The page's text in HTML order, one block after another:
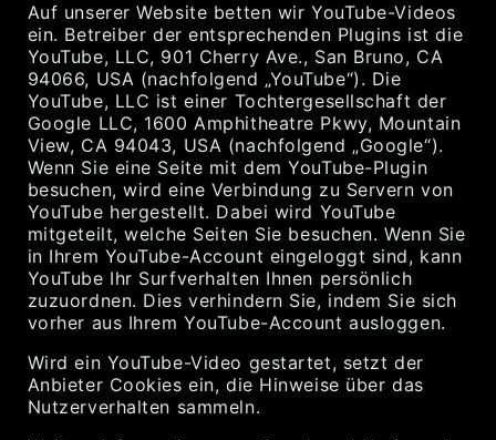
Auf unserer Website betten wir YouTube-Videos
ein. Betreiber der entsprechenden Plugins ist die
YouTube, LLC, 901 Cherry Ave., San Bruno, CA
94066, USA (nachfolgend „YouTube“). Die
YouTube, LLC ist einer Tochtergesellschaft der
Google LLC, 1600 Amphitheatre Pkwy, Mountain
View, CA 94043, USA (nachfolgend „Google“).
Wenn Sie eine Seite mit dem YouTube-Plugin
besuchen, wird eine Verbindung zu Servern von
YouTube hergestellt. Dabei wird YouTube
mitgeteilt, welche Seiten Sie besuchen. Wenn Sie
in Ihrem YouTube-Account eingeloggt sind, kann
YouTube Ihr Surfverhalten Ihnen persönlich
zuzuordnen. Dies verhindern Sie, indem Sie sich
vorher aus Ihrem YouTube-Account ausloggen.
Wird ein YouTube-Video gestartet, setzt der
Anbieter Cookies ein, die Hinweise über das
Nutzerverhalten sammeln.